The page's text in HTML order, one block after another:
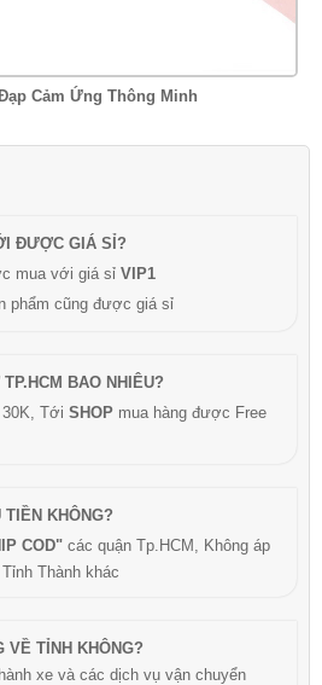
Cảm Ứng Thông Minh
ĐƯỢC GIÁ SỈ?
mua với giá sỉ VIP1
phẩm cũng được giá sỉ
BAO NHIÊU?
Tới SHOP mua hàng được Free
TIỀN KHÔNG?
COD" các quận Tp.HCM, Không áp
Thành khác
VỀ TỈNH KHÔNG?
xe và các dịch vụ vận chuyển